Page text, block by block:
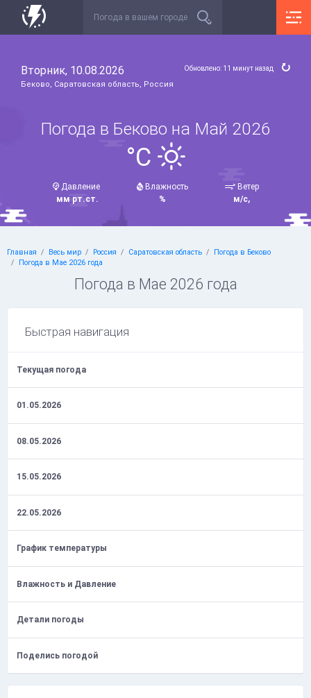
Вторник, 10.08.2026
Беково, Саратовская область, Россия
Обновлено: 11 минут назад
Погода в Беково на Май 2026
°C
Давление
мм рт.ст.
Влажность
%
Ветер
м/с,
Главная Весь мир Россия Саратовская область
Погода в Беково
Погода в Мае 2026 года
Погода в Мае 2026 года
Быстрая навигация
Текущая погода
01.05.2026
08.05.2026
15.05.2026
22.05.2026
График температуры
Влажность и Давление
Детали погоды
Поделись погодой